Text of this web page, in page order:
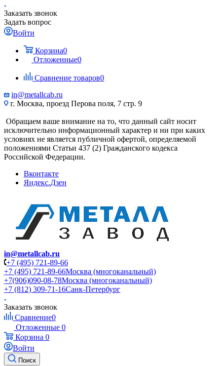
Заказать звонок
Задать вопрос
Войти
Корзина0
Отложенные0
Сравнение товаров0
in@metallcab.ru
г. Москва, проезд Перова поля, 7 стр. 9
Обращаем ваше внимание на то, что данный сайт носит
исключительно информационный характер и ни при каких
условиях не является публичной офертой, определяемой
положениями Статьи 437 (2) Гражданского кодекса
Российской Федерации.
Вконтакте
Яндекс.Дзен
in@metallcab.ru
+7 (495) 721-89-66
+7 (495) 721-89-66Москва (многоканальный)
+7(906)090-08-78Москва (многоканальный)
+7 (812) 309-71-16Санк-Петербург
Заказать звонок
Сравнение0
Отложенные 0
Корзина 0
Войти
Поиск